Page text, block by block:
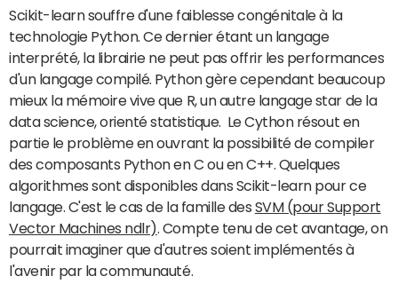
Scikit-learn souffre d'une faiblesse congénitale à la
technologie Python. Ce dernier étant un langage
interprété, la librairie ne peut pas offrir les performances
d'un langage compilé. Python gère cependant beaucoup
mieux la mémoire vive que R, un autre langage star de la
data science, orienté statistique. Le Cython résout en
partie le problème en ouvrant la possibilité de compiler
des composants Python en C ou en C++. Quelques
algorithmes sont disponibles dans Scikit-learn pour ce
langage. C'est le cas de la famille des SVM (pour Support
Vector Machines ndlr). Compte tenu de cet avantage, on
pourrait imaginer que d'autres soient implémentés à
l'avenir par la communauté.